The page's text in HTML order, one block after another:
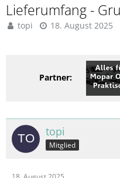
Lieferumfang -
topi 18. August 2025
Partner:
topi
Mitglied